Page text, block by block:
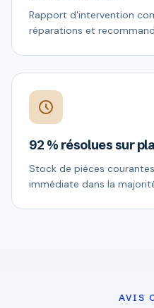
Rapport d'intervention
réparations et
92 % résolues sur
Stock de pièces
immédiate dans la
AVIS